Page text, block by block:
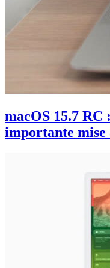
macOS 15.7 RC
importante mise